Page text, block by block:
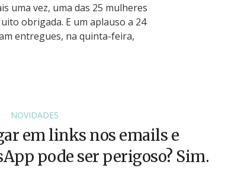
uma vez, uma das 25 mulheres
obrigada. E um aplauso a 24
entregues, na quinta-feira,
NOVIDADES
em links nos emails e
pode ser perigoso? Sim.